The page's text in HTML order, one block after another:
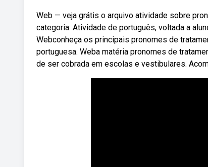
Web — veja grátis o arquivo atividade sobre
categoria: Atividade de português, voltada a
Webconheça os principais pronomes de
portuguesa. Weba matéria pronomes de
de ser cobrada em escolas e vestibulares.